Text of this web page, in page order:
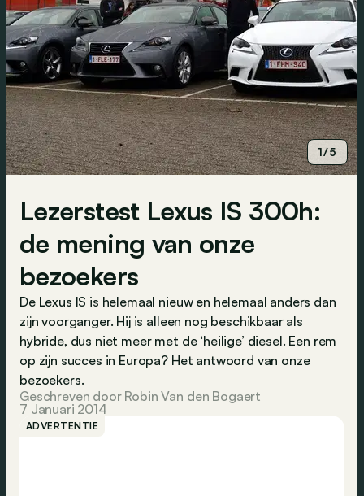
1/5
Lezerstest Lexus IS 300h:
de mening van onze
bezoekers
De Lexus IS is helemaal nieuw en helemaal anders dan
zijn voorganger. Hij is alleen nog beschikbaar als
hybride, dus niet meer met de ‘heilige’ diesel. Een rem
op zijn succes in Europa? Het antwoord van onze
bezoekers.
Geschreven door Robin Van den Bogaert
7 Januari 2014
ADVERTENTIE